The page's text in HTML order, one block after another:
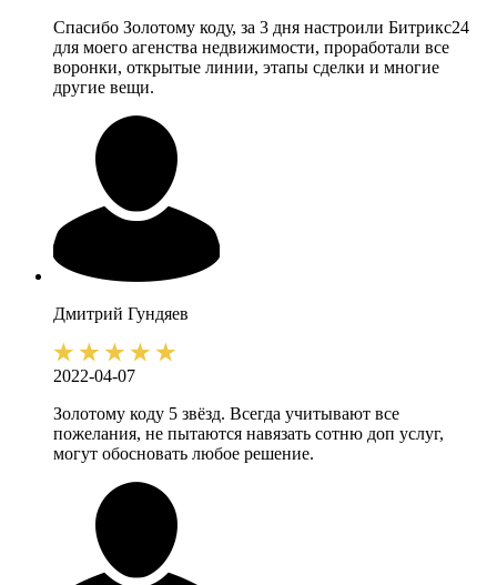
Спасибо Золотому коду, за 3 дня настроили Битрикс24
для моего агенства недвижимости, проработали все
воронки, открытые линии, этапы сделки и многие
другие вещи.
Дмитрий Гундяев
2022-04-07
Золотому коду 5 звёзд. Всегда учитывают все
пожелания, не пытаются навязать сотню доп услуг,
могут обосновать любое решение.